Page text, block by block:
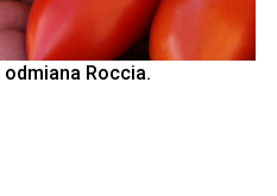
odmiana Roccia.